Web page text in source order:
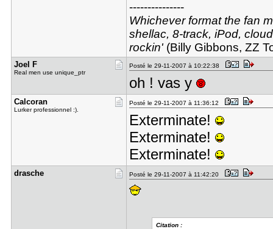
---------------
Whichever format the fan
shellac, 8-track, iPod,
rockin'(Billy Gibbons, ZZ
Joel F
Real men use unique_ptr
Posté le 29-11-2007 à 10:22:38
oh ! vas y
Calcoran
Lurker professionnel :).
Posté le 29-11-2007 à 11:36:12
Exterminate!
Exterminate!
Exterminate!
drasche Posté le 29-11-2007 à 11:42:20
Citation :